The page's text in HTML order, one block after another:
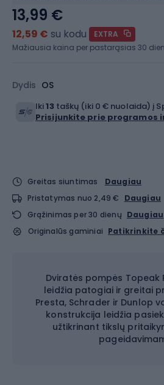
Dydis OS
13,99 €
12,59 € su kodu
EXTRA
Mažiausia kaina per pastarąsias 30
Iki13 taškų (iki 0 € nuolaida) į
Prisijunkite prie programos
Greitas siuntimas
Daugiau
Pristatymas nuo 2,49 €
Daugiau
Grąžinimas per 30 dienų Daugiau
Originalūs gaminiai Patikrinkite
Dviratės pompės Topeak
leidžia patogiai ir greitai
Presta, Schrader ir Dunlop
konstrukcija leidžia
užtikrinant tikslų